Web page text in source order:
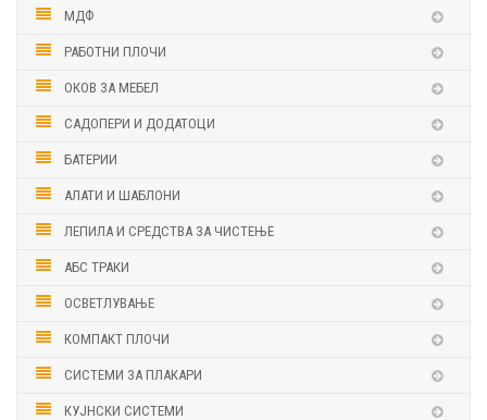
МДФ
РАБОТНИ ПЛОЧИ
ОКОВ ЗА МЕБЕЛ
САДОПЕРИ И ДОДАТОЦИ
БАТЕРИИ
АЛАТИ И ШАБЛОНИ
ЛЕПИЛА И СРЕДСТВА ЗА ЧИСТЕЊЕ
АБС ТРАКИ
ОСВЕТЛУВАЊЕ
КОМПАКТ ПЛОЧИ
СИСТЕМИ ЗА ПЛАКАРИ
КУЈНСКИ СИСТЕМИ